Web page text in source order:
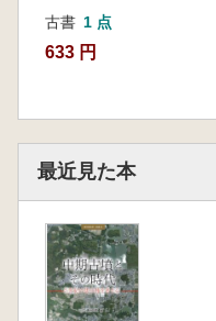
古書 1 点
633 円
最近見た本